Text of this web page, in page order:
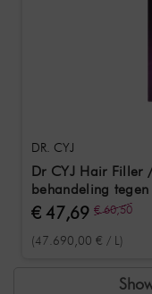
DR. CYJ
Dr CYJ Hair Filler
behandeling
€ 47,69 € 60,50
(47.690,00 € / L)